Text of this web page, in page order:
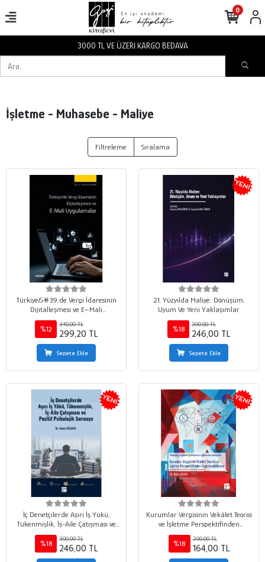
3000 TL VE ÜZERİ KARGO BEDAVA
0
İşletme - Muhasebe - Maliye
Filtreleme Sıralama
Türkiye&#39;de Vergi İdaresinin
Dijitalleşmesi ve E–Mali
Uygulamalar
%12
340,00 TL
299,20 TL
Sepete Ekle
21. Yüzyılda Maliye: Dönüşüm,
Uyum Ve Yeni Yaklaşımlar
%18
300,00 TL
246,00 TL
Sepete Ekle
İç Denetçilerde Aşırı İş Yükü,
Tükenmişlik, İş-Aile Çatışması ve
Pozitif Psikolojik Sermaye
%18
300,00 TL
246,00 TL
Kurumlar Vergisinin Vekâlet Teorisi
ve İşletme Perspektifinden
Değerlendirilmesi Yönelimler,
Çerçeveler ve Uluslararası
Uygulamalar Kapsamında
%18
200,00 TL
164,00 TL